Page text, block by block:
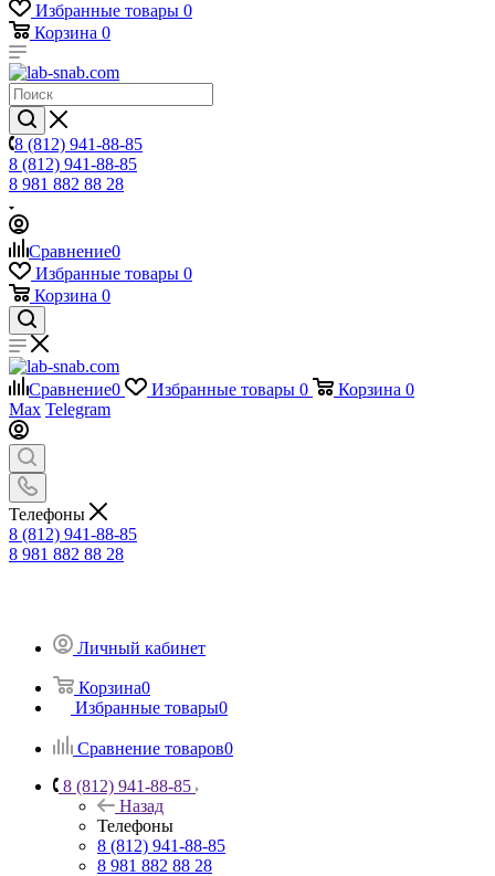
Избранные товары 0
Корзина 0
8 (812) 941-88-85
8 (812) 941-88-85
8 981 882 88 28
Сравнение0
Избранные товары 0
Корзина 0
Сравнение0 Избранные товары 0 Корзина 0
Max Telegram
Телефоны
8 (812) 941-88-85
8 981 882 88 28
Личный кабинет
Корзина0
Избранные товары0
Сравнение товаров0
8 (812) 941-88-85
Назад
Телефоны
8 (812) 941-88-85
8 981 882 88 28